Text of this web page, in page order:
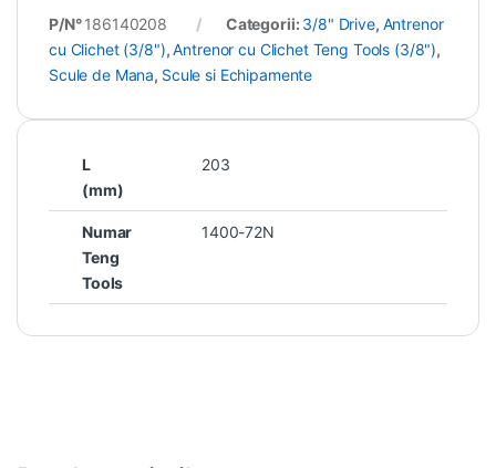
P/N°186140208 Categorii: 3/8" Drive, Antrenor
cu Clichet (3/8"),Antrenor cu Clichet Teng Tools (3/8"),
Scule de Mana, Scule si Echipamente
L
(mm)
203
Numar
Teng
Tools
1400-72N